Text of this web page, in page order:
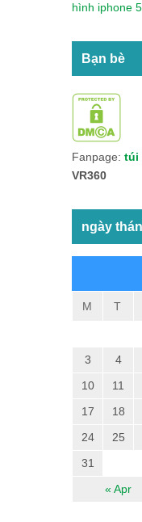
hình iphone 5
Bạn bè
Fanpage: túi
VR360
ngày
M T
« Apr
3
4
10
11
17
18
24
25
31